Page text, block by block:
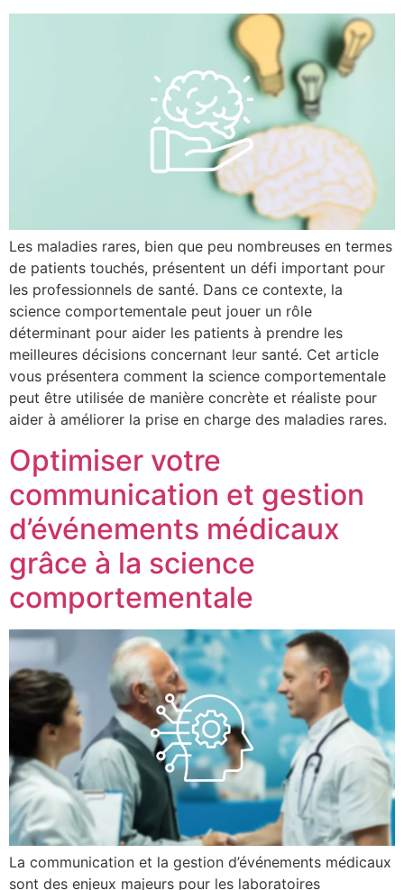
Les maladies rares, bien que peu nombreuses en termes
de patients touchés, présentent un défi important pour
les professionnels de santé. Dans ce contexte, la
science comportementale peut jouer un rôle
déterminant pour aider les patients à prendre les
meilleures décisions concernant leur santé. Cet article
vous présentera comment la science comportementale
peut être utilisée de manière concrète et réaliste pour
aider à améliorer la prise en charge des maladies rares.
Optimiser votre
communication et gestion
d’événements médicaux
grâce à la science
comportementale
La communication et la gestion d’événements médicaux
sont des enjeux majeurs pour les laboratoires